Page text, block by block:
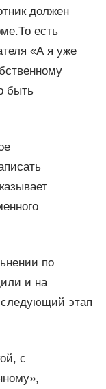
должен
есть
«А я уже
быть
по
и на
следующий этап
с